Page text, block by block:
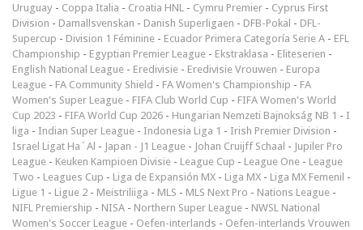
Uruguay - Coppa Italia - Croatia HNL - Cymru Premier - Cyprus First
Division - Damallsvenskan - Danish Superligaen - DFB-Pokal - DFL-
Supercup - Division 1 Féminine - Ecuador Primera Categoría Serie A - EFL
Championship - Egyptian Premier League - Ekstraklasa - Eliteserien -
English National League - Eredivisie - Eredivisie Vrouwen - Europa
League - FA Community Shield - FA Women's Championship - FA
Women's Super League - FIFA Club World Cup - FIFA Women's World
Cup 2023 - FIFA World Cup 2026 - Hungarian Nemzeti Bajnokság NB 1 - I
liga - Indian Super League - Indonesia Liga 1 - Irish Premier Division -
Israel Ligat Ha`Al - Japan - J1 League - Johan Cruijff Schaal - Jupiler Pro
League - Keuken Kampioen Divisie - League Cup - League One - League
Two - Leagues Cup - Liga de Expansión MX - Liga MX - Liga MX Femenil -
Ligue 1 - Ligue 2 - Meistriliiga - MLS - MLS Next Pro - Nations League -
NIFL Premiership - NISA - Northern Super League - NWSL National
Women's Soccer League - Oefen-interlands - Oefen-interlands Vrouwen